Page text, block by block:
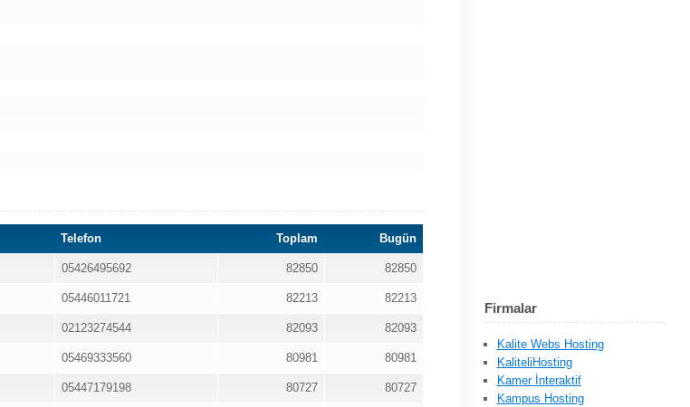
Firmalar
Kalite Webs Hosting
KaliteliHosting
Kamer İnteraktif
Kampus Hosting
Telefon Toplam Bugün
05426495692 82850 82850
05446011721 82213 82213
02123274544 82093 82093
05469333560 80981 80981
05447179198 80727 80727